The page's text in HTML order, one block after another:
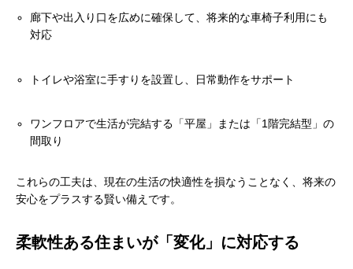
廊下や出入り口を広めに確保して、将来的な車椅子利用にも
対応
トイレや浴室に手すりを設置し、日常動作をサポート
ワンフロアで生活が完結する「平屋」または「1階完結型」の
間取り
これらの工夫は、現在の生活の快適性を損なうことなく、将来の
安心をプラスする賢い備えです。
柔軟性ある住まいが「変化」に対応する